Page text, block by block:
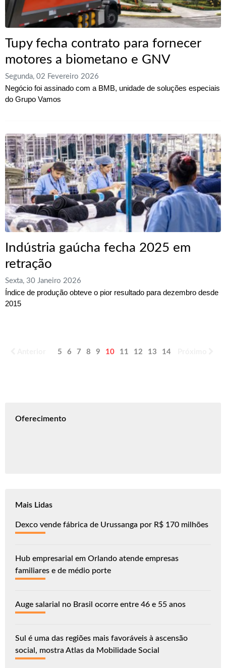
Tupy fecha contrato para fornecer
motores a biometano e GNV
Segunda, 02 Fevereiro 2026
Negócio foi assinado com a BMB, unidade de soluções especiais
do Grupo Vamos
Indústria gaúcha fecha 2025 em
retração
Sexta, 30 Janeiro 2026
Índice de produção obteve o pior resultado para dezembro desde
2015
5 6 7 8 9 10 11 12 13 14
Oferecimento
Mais Lidas
Dexco vende fábrica de Urussanga por R$ 170 milhões
Hub empresarial em Orlando atende empresas
familiares e de médio porte
Auge salarial no Brasil ocorre entre 46 e 55 anos
Sul é uma das regiões mais favoráveis à ascensão
social, mostra Atlas da Mobilidade Social